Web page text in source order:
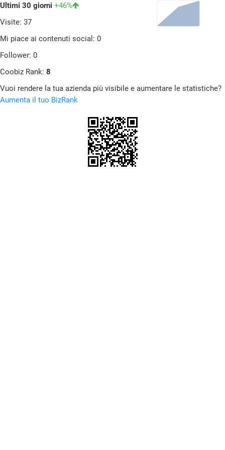
Ultimi 30 giorni +46%
Visite: 37
Mi piace ai contenuti social: 0
Follower: 0
Coobiz Rank: 8
Vuoi rendere la tua azienda più visibile e aumentare le statistiche?
Aumenta il tuo BizRank